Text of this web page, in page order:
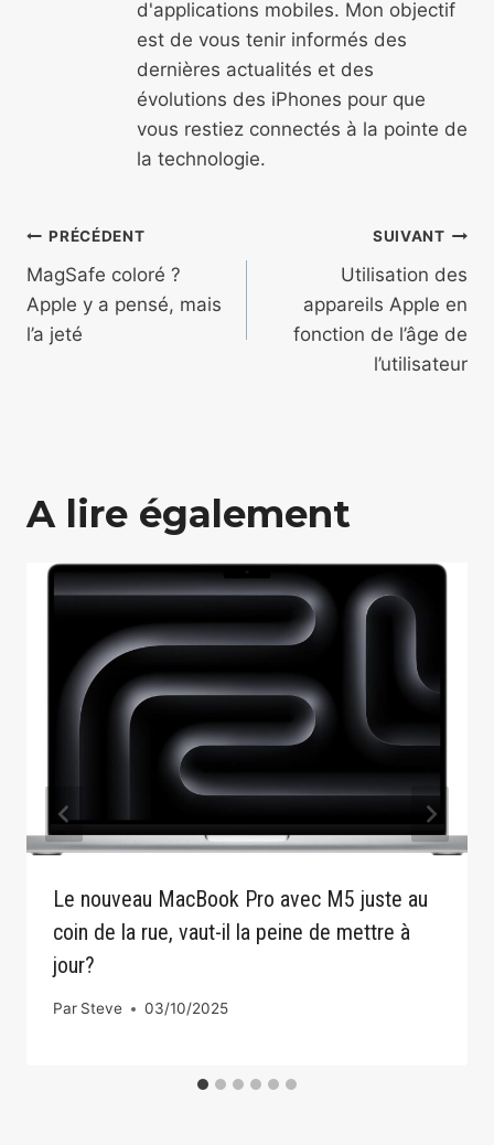
d'applications mobiles. Mon objectif
est de vous tenir informés des
dernières actualités et des
évolutions des iPhones pour que
vous restiez connectés à la pointe de
la technologie.
Navigation
de
l’article
PRÉCÉDENT
MagSafe coloré ?
Apple y a pensé, mais
l’a jeté
SUIVANT
Utilisation des
appareils Apple en
fonction de l’âge de
l’utilisateur
A lire également
Le nouveau MacBook Pro avec M5 juste au
coin de la rue, vaut-il la peine de mettre à
jour?
Par Steve 03/10/2025